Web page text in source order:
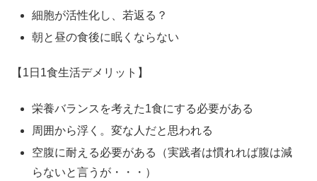
細胞が活性化し、若返る？
朝と昼の食後に眠くならない
【1日1食生活デメリット】
栄養バランスを考えた1食にする必要がある
周囲から浮く。変な人だと思われる
空腹に耐える必要がある（実践者は慣れれば腹は減
らないと言うが・・・）